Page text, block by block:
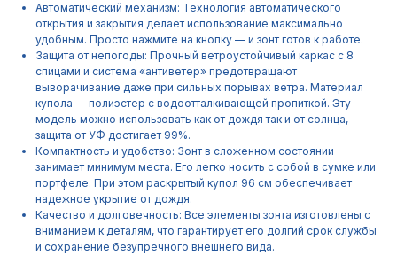
Автоматический механизм: Технология автоматического
открытия и закрытия делает использование максимально
удобным. Просто нажмите на кнопку — и зонт готов к работе.
Защита от непогоды: Прочный ветроустойчивый каркас с 8
спицами и система «антиветер» предотвращают
выворачивание даже при сильных порывах ветра. Материал
купола — полиэстер с водоотталкивающей пропиткой. Эту
модель можно использовать как от дождя так и от солнца,
защита от УФ достигает 99%.
Компактность и удобство: Зонт в сложенном состоянии
занимает минимум места. Его легко носить с собой в сумке или
портфеле. При этом раскрытый купол 96 см обеспечивает
надежное укрытие от дождя.
Качество и долговечность: Все элементы зонта изготовлены с
вниманием к деталям, что гарантирует его долгий срок службы
и сохранение безупречного внешнего вида.